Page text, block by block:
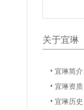
关于宜琳
• 宜琳简介
• 宜琳资质
• 宜琳历史